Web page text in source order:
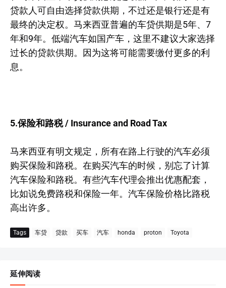
贷款人可自由选择贷款供期，不过还是银行还是有
最终的决定权。马来西亚普遍的车贷供期是5年、7
年和9年。低端汽车如国产车，这里不建议大家选择
过长的贷款供期。因为这将可能需要缴付更多的利
息。
5.保险和路税 / Insurance and Road Tax
马来西亚有明文规定，所有在路上行驶的汽车必须
购买保险和路税。在购买汽车的时候，别忘了计算
汽车保险和路税。有些汽车代理会推出优惠配套，
比如说免费路税和保险一年。汽车保险价格比路税
高出许多。
Tags 车贷 贷款 买车 汽车 honda proton Toyota
延伸阅读